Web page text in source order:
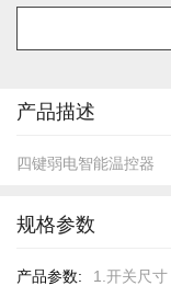
像
的
头
产品描述
四键弱电智能温控器
规格参数
规
1.开关尺